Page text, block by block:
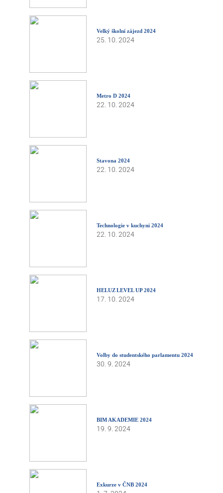
Velký školní zájezd 2024
25. 10. 2024
Metro D 2024
22. 10. 2024
Stavona 2024
22. 10. 2024
Technologie v kuchyni 2024
22. 10. 2024
HELUZ LEVEL UP 2024
17. 10. 2024
Volby do studentského parlamentu 2024
30. 9. 2024
BIM AKADEMIE 2024
19. 9. 2024
Exkurze v ČNB 2024